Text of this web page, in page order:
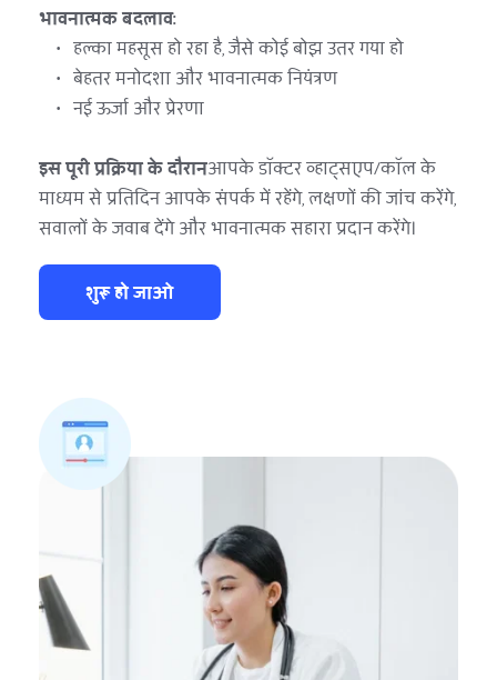
भावनात्मक बदलाव:
हल्का महसूस हो रहा है, जैसे कोई बोझ उतर गया हो
बेहतर मनोदशा और भावनात्मक नियंत्रण
नई ऊर्जा और प्रेरणा
इस पूरी प्रक्रिया के दौरानआपके डॉक्टर व्हाट्सएप/कॉल के
माध्यम से प्रतिदिन आपके संपर्क में रहेंगे, लक्षणों की जांच करेंगे,
सवालों के जवाब देंगे और भावनात्मक सहारा प्रदान करेंगे।
शुरू हो जाओ